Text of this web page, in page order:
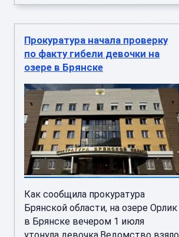
Прокуратура начала проверку
по факту гибели девочки на
озере в Брянске
Как сообщила прокуратура
Брянской области, на озере Орлик
в Брянске вечером 1 июля